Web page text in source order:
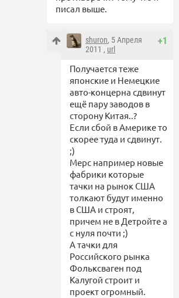
писал выше.
+1
shuron, 5 Апреля
2011 , url
Получается теже
японские и Немецкие
авто-концерна сдвинут
ещё пару заводов в
сторону Китая..?
Если сбой в Америке то
скорее туда и сдвинут.
;)
Мерс например новые
фабрики которые
тачки на рынок США
толкают будут именно
в США и строят,
причем не в Детройте а
с нуля почти ;)
А тачки для
Российского рынка
Фольксваген под
Калугой строит и
проект огромный.